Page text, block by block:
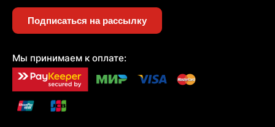
Подписаться на рассылку
Мы принимаем к оплате: